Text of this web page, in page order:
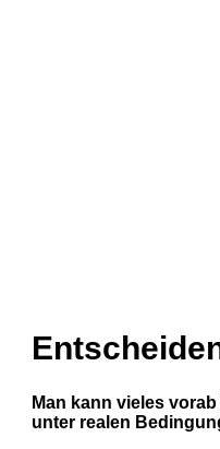
Man kann vieles
unter realen